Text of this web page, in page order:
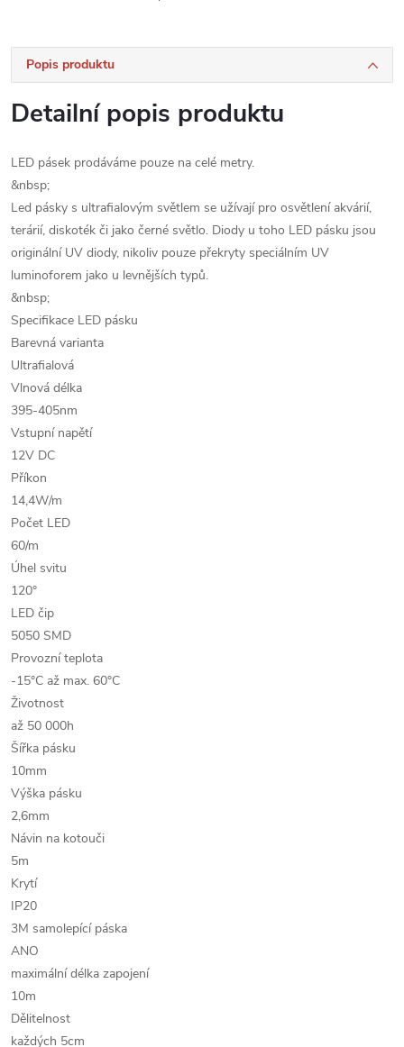
Popis produktu
Detailní popis produktu
LED pásek prodáváme pouze na celé metry.
&nbsp;
Led pásky s ultrafialovým světlem se užívají pro osvětlení akvárií,
terárií, diskoték či jako černé světlo. Diody u toho LED pásku jsou
originální UV diody, nikoliv pouze překryty speciálním UV
luminoforem jako u levnějších typů.
&nbsp;
Specifikace LED pásku
Barevná varianta
Ultrafialová
Vlnová délka
395-405nm
Vstupní napětí
12V DC
Příkon
14,4W/m
Počet LED
60/m
Úhel svitu
120°
LED čip
5050 SMD
Provozní teplota
-15°C až max. 60°C
Životnost
až 50 000h
Šířka pásku
10mm
Výška pásku
2,6mm
Návin na kotouči
5m
Krytí
IP20
3M samolepící páska
ANO
maximální délka zapojení
10m
Dělitelnost
každých 5cm